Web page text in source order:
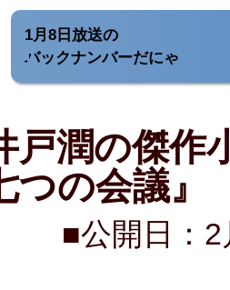
1月8日放送の
バックナンバーだにゃ
潤の傑作
つの会議
■公開日：